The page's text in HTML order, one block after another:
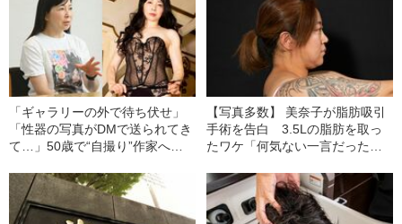
「ギャラリーの外で待ち伏せ」
「性器の写真がDMで送られてき
て…」50歳で“自撮り”作家へ
ラ被害の日常”
【写真多数】 美奈子が脂肪吸引
手術を告白 3.5Lの脂肪を取っ
たワケ「何気ない一言だったん